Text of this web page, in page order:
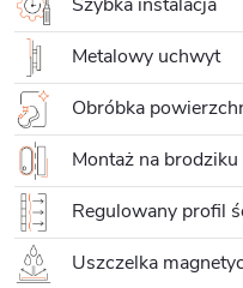
Metalowy uchwyt
Obróbka
Montaż na brodziku
Regulowany profil
Uszczelka